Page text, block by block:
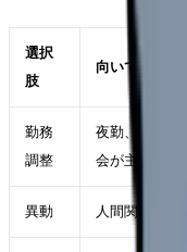
選択
肢
向いているケ
勤務
調整
夜勤、残業、
会が主因
異動 人間関係や診